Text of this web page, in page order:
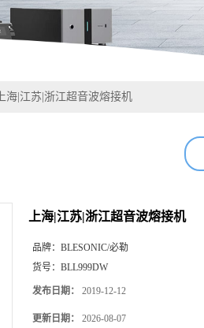
上海|江苏|浙江超音波熔接机
上海|江苏|浙江超音波熔接机
品牌： BLESONIC/必勒
货号： BLL999DW
发布日期： 2019-12-12
更新日期： 2026-08-07